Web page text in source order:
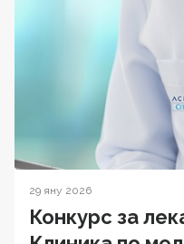
29 яну 2026
Конкурс за